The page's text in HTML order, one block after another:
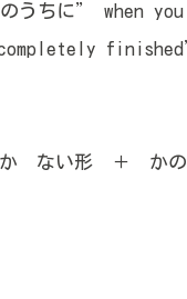
のうちに” when
ない形 ＋ かの